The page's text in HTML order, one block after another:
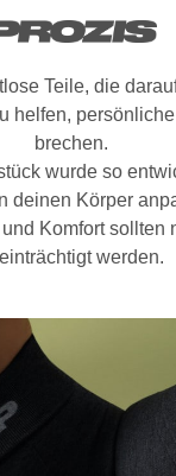
Teile, die
helfen,
brechen.
wurde so
deinen Körper
Komfort sollten
werden.